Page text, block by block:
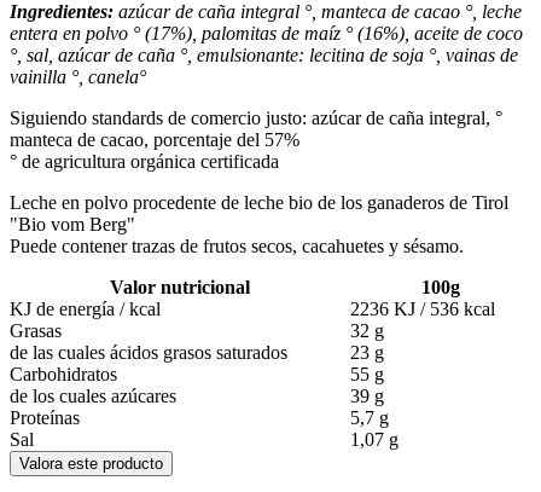
Ingredientes: azúcar de caña integral °, manteca de cacao °, leche
entera en polvo ° (17%), palomitas de maíz ° (16%), aceite de coco
°, sal, azúcar de caña °, emulsionante: lecitina de soja °, vainas de
vainilla °, canela°
Siguiendo standards de comercio justo: azúcar de caña integral, °
manteca de cacao, porcentaje del 57%
° de agricultura orgánica certificada
Leche en polvo procedente de leche bio de los ganaderos de Tirol
"Bio vom Berg"
Puede contener trazas de frutos secos, cacahuetes y sésamo.
Valor nutricional
100g
KJ de energía / kcal
2236 KJ / 536 kcal
Grasas
32 g
de las cuales ácidos grasos saturados
23 g
Carbohidratos
55 g
de los cuales azúcares
39 g
Proteínas
5,7 g
Sal
1,07 g
Valora este producto